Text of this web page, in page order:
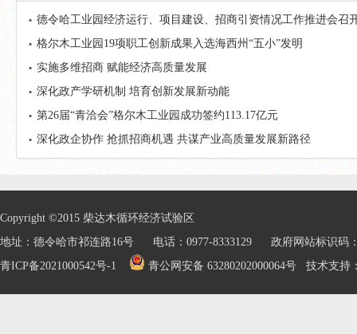
德令哈工业园经济运行、项目建设、招商引资情况工作推进会召
格尔木工业园19项职工创新成果入选海西州“五小”发明
实施多维招商 赋能经济高质量发展
深化政产学研机制 培育创新发展新动能
第26届“青洽会”格尔木工业园成功签约113.17亿元
深化政企协作 抢抓招商机遇 共谋产业高质量发展新路径
Copyright ©2015 柴达木循环经济试验区
地址：德令哈市祁连路16号 电话：0977-8333129 政府网站标识码：
青ICP备2021000542号-1
青公网安备 63280202000064号 技术支持